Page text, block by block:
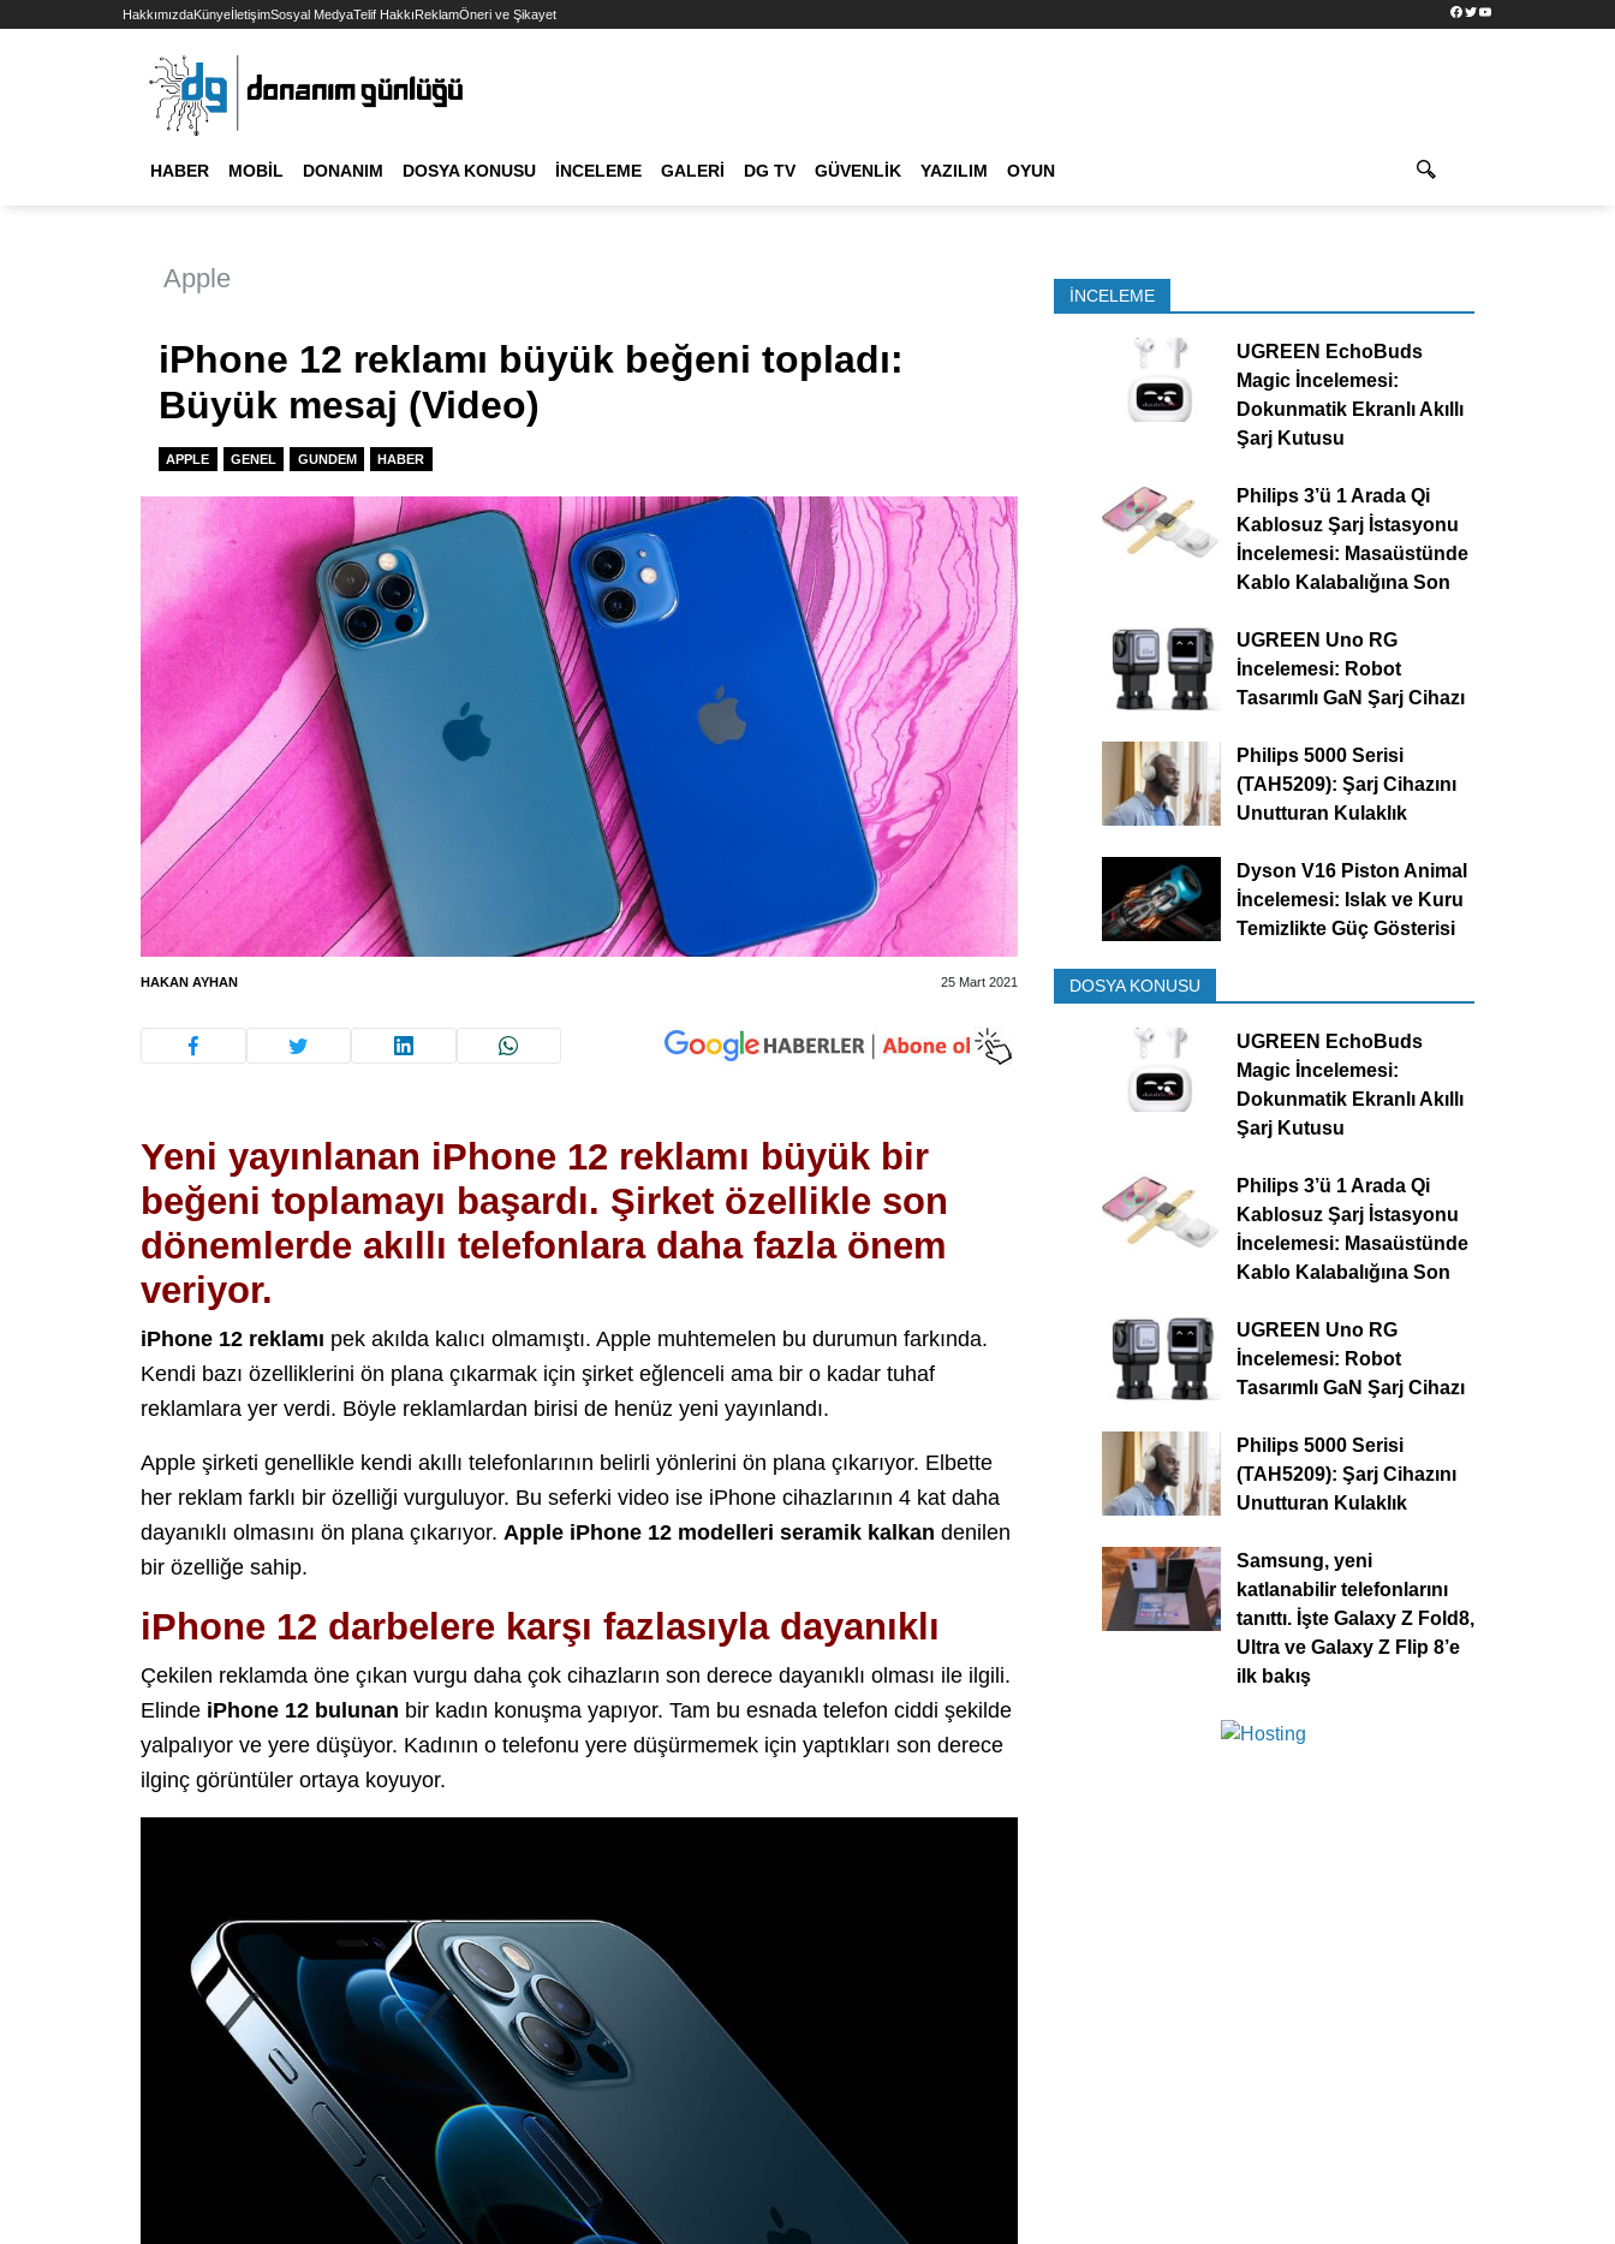
HakkımızdaKünyeİletişimSosyal MedyaTelif HakkıReklamÖneri ve Şikayet Facebook
TwitterYouTube
HABER MOBIL DONANIM DOSYA KONUSU İNCELEME GALERI DG TV GÜVENLIK YAZILIM OYUN
Apple
iPhone 12 reklamı büyük beğeni topladı:
Büyük mesaj (Video)
APPLE GENEL GUNDEM HABER
HAKAN AYHAN 25 Mart 2021
Yeni yayınlanan iPhone 12 reklamı büyük bir
beğeni toplamayı başardı. Şirket özellikle son
dönemlerde akıllı telefonlara daha fazla önem
veriyor.
iPhone 12 reklamı pek akılda kalıcı olmamıştı. Apple muhtemelen bu durumun farkında.
Kendi bazı özelliklerini ön plana çıkarmak için şirket eğlenceli ama bir o kadar tuhaf
reklamlara yer verdi. Böyle reklamlardan birisi de henüz yeni yayınlandı.
Apple şirketi genellikle kendi akıllı telefonlarının belirli yönlerini ön plana çıkarıyor. Elbette
her reklam farklı bir özelliği vurguluyor. Bu seferki video ise iPhone cihazlarının 4 kat daha
dayanıklı olmasını ön plana çıkarıyor. Apple iPhone 12 modelleri seramik kalkan denilen
bir özelliğe sahip.
iPhone 12 darbelere karşı fazlasıyla dayanıklı
Çekilen reklamda öne çıkan vurgu daha çok cihazların son derece dayanıklı olması ile ilgili.
Elinde iPhone 12 bulunan bir kadın konuşma yapıyor. Tam bu esnada telefon ciddi şekilde
yalpalıyor ve yere düşüyor. Kadının o telefonu yere düşürmemek için yaptıkları son derece
ilginç görüntüler ortaya koyuyor.
İNCELEME
UGREEN EchoBuds
Magic İncelemesi:
Dokunmatik Ekranlı Akıllı
Şarj Kutusu
Philips 3’ü 1 Arada Qi
Kablosuz Şarj İstasyonu
İncelemesi: Masaüstünde
Kablo Kalabalığına Son
UGREEN Uno RG
İncelemesi: Robot
Tasarımlı GaN Şarj Cihazı
Philips 5000 Serisi
(TAH5209): Şarj Cihazını
Unutturan Kulaklık
Dyson V16 Piston Animal
İncelemesi: Islak ve Kuru
Temizlikte Güç Gösterisi
DOSYA KONUSU
UGREEN EchoBuds
Magic İncelemesi:
Dokunmatik Ekranlı Akıllı
Şarj Kutusu
Philips 3’ü 1 Arada Qi
Kablosuz Şarj İstasyonu
İncelemesi: Masaüstünde
Kablo Kalabalığına Son
UGREEN Uno RG
İncelemesi: Robot
Tasarımlı GaN Şarj Cihazı
Philips 5000 Serisi
(TAH5209): Şarj Cihazını
Unutturan Kulaklık
Samsung, yeni
katlanabilir telefonlarını
tanıttı. İşte Galaxy Z Fold8,
Ultra ve Galaxy Z Flip 8’e
ilk bakış